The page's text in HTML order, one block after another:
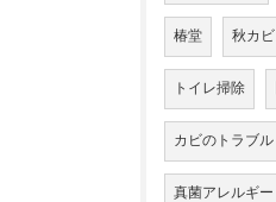
椿堂 秋カビ
トイレ掃除
カビのトラブル
真菌アレルギー